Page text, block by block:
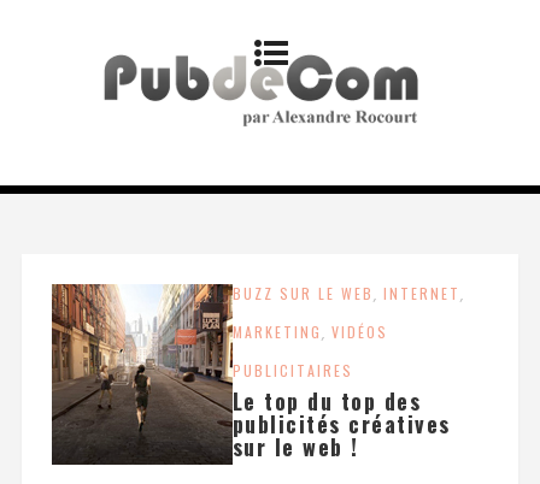
BUZZ SUR LE WEB, INTERNET,
MARKETING, VIDÉOS
PUBLICITAIRES
Le top du top des
publicités créatives
sur le web !